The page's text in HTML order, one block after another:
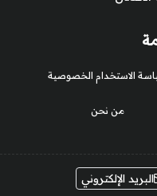
الاستخدام الخصوصية
من نحن
البريد الإلكتروني